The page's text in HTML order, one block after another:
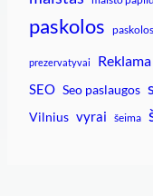
paskolos
prezervatyvai Reklama
SEO Seo paslaugos
Vilnius vyrai šeima